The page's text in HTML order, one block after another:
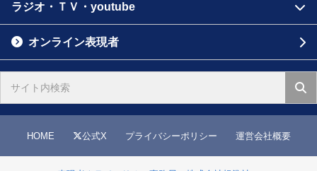
ラジオ・ＴＶ・youtube
オンライン表現者
HOME 公式X プライバシーポリシー 運営会社概要